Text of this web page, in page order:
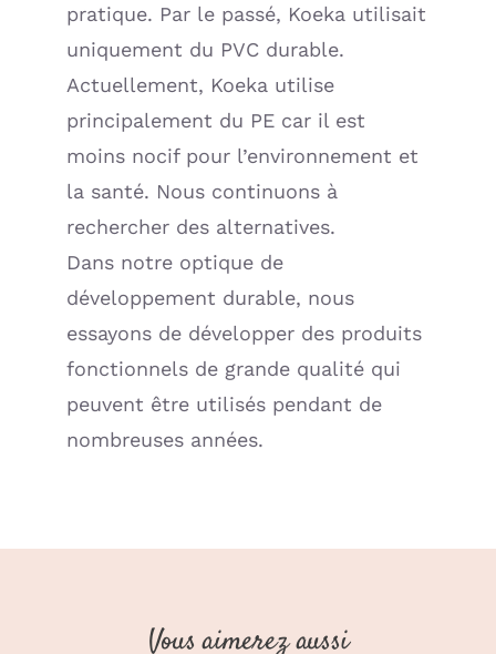
pratique. Par le passé, Koeka utilisait
uniquement du PVC durable.
Actuellement, Koeka utilise
principalement du PE car il est
moins nocif pour l’environnement et
la santé. Nous continuons à
rechercher des alternatives.
Dans notre optique de
développement durable, nous
essayons de développer des produits
fonctionnels de grande qualité qui
peuvent être utilisés pendant de
nombreuses années.
Vous aimerez aussi